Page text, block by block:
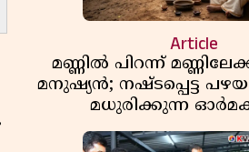
Article
മണ്ണിൽ പിറന്ന്
മനുഷ്യൻ; നഷ്ടപ്പെട്ട
മധുരിക്കുന്ന